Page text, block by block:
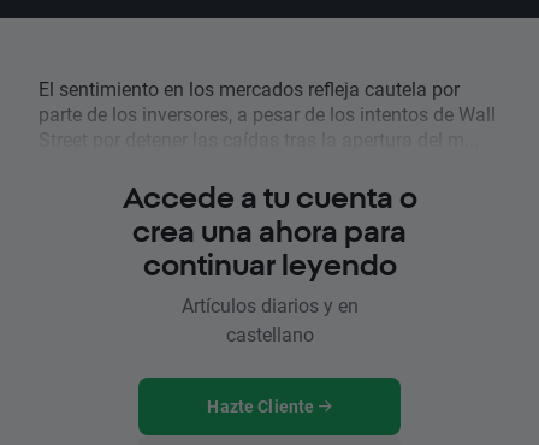
El sentimiento en los mercados refleja cautela por
parte de los inversores, a pesar de los intentos de Wall
Accede a tu cuenta o
crea una ahora para
continuar leyendo
Artículos diarios y en
castellano
Hazte Cliente